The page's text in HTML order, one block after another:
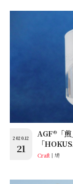
2020.12
21
AGF®「
「
Craft 鳩